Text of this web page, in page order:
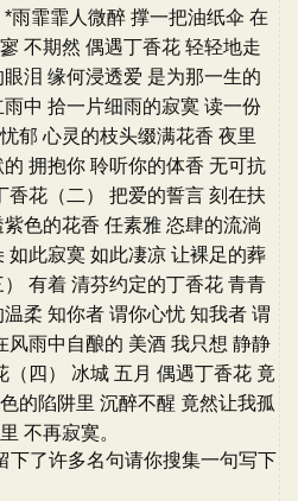
雨霏霏人微醉 撑一把油纸伞 在
不期然 偶遇丁香花 轻轻地走
泪 缘何浸透爱 是为那一生的
中 拾一片细雨的寂寞 读一份
郁 心灵的枝头缀满花香 夜里
拥抱你 聆听你的体香 无可抗
香花（二） 把爱的誓言 刻在扶
色的花香 任素雅 恣肆的流淌
如此寂寞 如此凄凉 让裸足的葬
有着 清芬约定的丁香花 青青
柔 知你者 谓你心忧 知我者 谓
风雨中自酿的 美酒 我只想 静静
（四） 冰城 五月 偶遇丁香花 竟
的陷阱里 沉醉不醒 竟然让我孤
不再寂寞。
下了许多名句请你搜集一句写下